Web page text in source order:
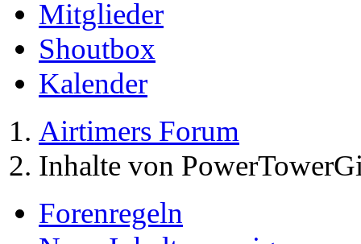
Mitglieder
Shoutbox
Kalender
Airtimers Forum
Inhalte von
Forenregeln